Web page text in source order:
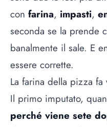
con farina, impasti,
seconda se la prende
banalmente il sale. E
essere corrette.
La farina della pizza fa
Il primo imputato,
perché viene sete